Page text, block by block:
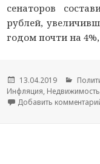
сенаторов
рублей,
годом почти на
Опубликовано
13.04.2019
Инфляция, Недвижимость
Добавить